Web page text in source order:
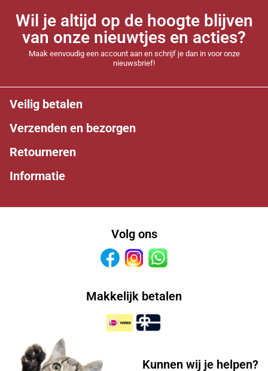
Wil je altijd op de hoogte blijven
van onze nieuwtjes en acties?
Maak eenvoudig een account aan en schrijf je dan in voor onze
nieuwsbrief!
Veilig betalen
Verzenden en bezorgen
Retourneren
Informatie
Volg ons
FacebookInstagram
Makkelijk betalen
Kunnen wij je helpen?